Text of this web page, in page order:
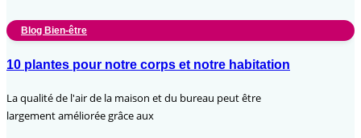
Blog Bien-être
10 plantes pour notre corps et notre habitation
La qualité de l'air de la maison et du bureau peut être
largement améliorée grâce aux